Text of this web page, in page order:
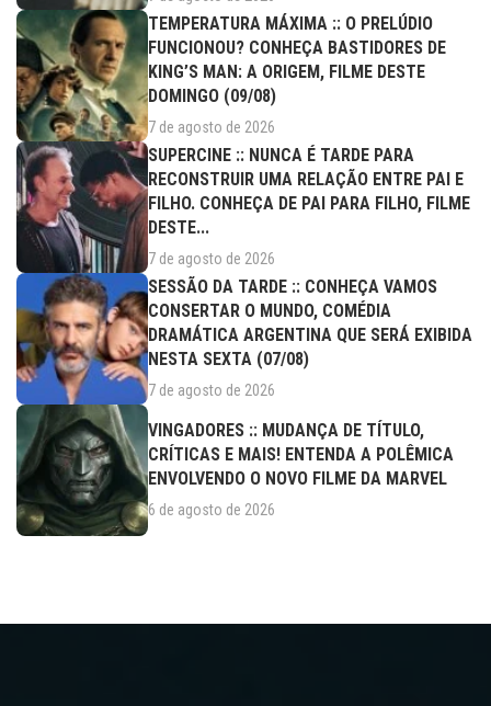
TEMPERATURA MÁXIMA :: O PRELÚDIO
FUNCIONOU? CONHEÇA BASTIDORES DE
KING’S MAN: A ORIGEM, FILME DESTE
DOMINGO (09/08)
7 de agosto de 2026
SUPERCINE :: NUNCA É TARDE PARA
RECONSTRUIR UMA RELAÇÃO ENTRE PAI E
FILHO. CONHEÇA DE PAI PARA FILHO, FILME
DESTE...
7 de agosto de 2026
SESSÃO DA TARDE :: CONHEÇA VAMOS
CONSERTAR O MUNDO, COMÉDIA
DRAMÁTICA ARGENTINA QUE SERÁ EXIBIDA
NESTA SEXTA (07/08)
7 de agosto de 2026
VINGADORES :: MUDANÇA DE TÍTULO,
CRÍTICAS E MAIS! ENTENDA A POLÊMICA
ENVOLVENDO O NOVO FILME DA MARVEL
6 de agosto de 2026